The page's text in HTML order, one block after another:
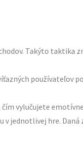
Takýto taktika
používateľov
vylučujete
jednotlivej hre.